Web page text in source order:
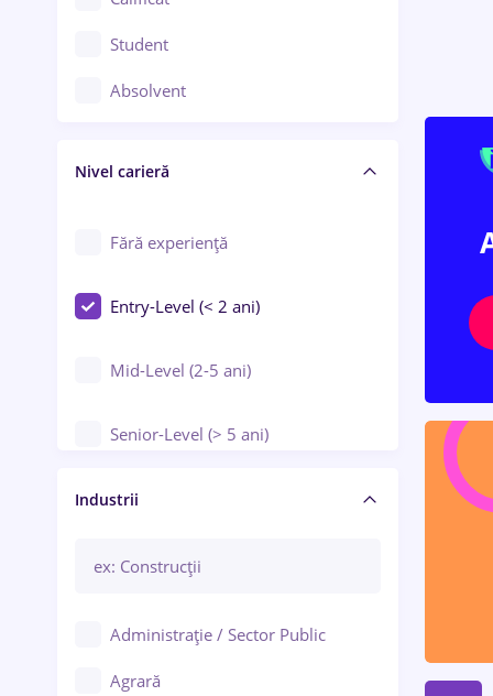
Construcții / Instalații
Controlul calității
Educație / Training / Arte
Student
Absolvent
Nivel carieră
Fără experiență
Entry-Level (< 2 ani)
Mid-Level (2-5 ani)
Senior-Level (> 5 ani)
Manager / Executiv
Industrii
Administrație / Sector Public
Agrară